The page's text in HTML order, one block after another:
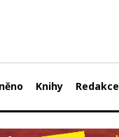
Knihy Redakce